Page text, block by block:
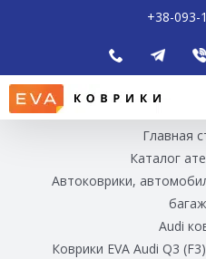
+38-093-
Главная
Каталог
Автоковрики,
Audi
Коврики EVA Audi Q3